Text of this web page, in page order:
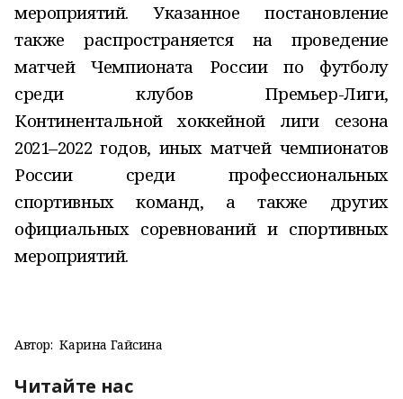
мероприятий. Указанное постановление
также распространяется на проведение
матчей Чемпионата России по футболу
среди клубов Премьер-Лиги,
Континентальной хоккейной лиги сезона
2021–2022 годов, иных матчей чемпионатов
России среди профессиональных
спортивных команд, а также других
официальных соревнований и спортивных
мероприятий.
Автор: Карина Гайсина
Читайте нас